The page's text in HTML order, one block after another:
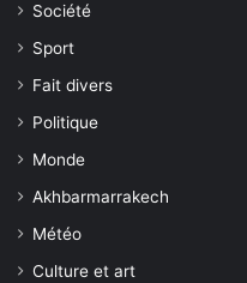
Société
Sport
Fait divers
Politique
Monde
Akhbarmarrakech
Météo
Culture et art